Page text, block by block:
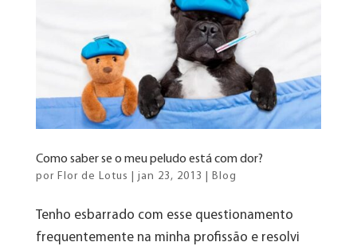
Como saber se o meu peludo está com dor?
por Flor de Lotus jan 23, 2013 Blog
Tenho esbarrado com esse questionamento
frequentemente na minha profissão e resolvi